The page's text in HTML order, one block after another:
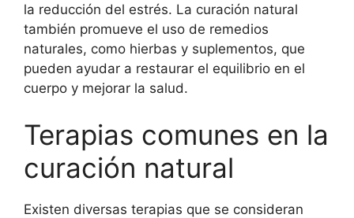
la reducción del estrés. La curación natural
también promueve el uso de remedios
naturales, como hierbas y suplementos, que
pueden ayudar a restaurar el equilibrio en el
cuerpo y mejorar la salud.
Terapias comunes en la
curación natural
Existen diversas terapias que se consideran